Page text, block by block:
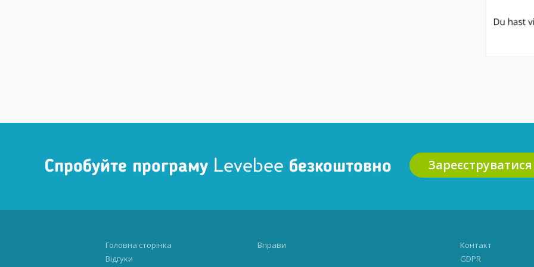
Спробуйте програму Levebee безкоштовно
Головна сторінка
Відгуки
Вправи
Контакт
GDPR